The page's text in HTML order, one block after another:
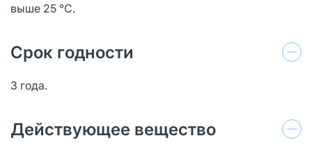
выше 25 °C.
Срок годности
3 года.
Действующее вещество